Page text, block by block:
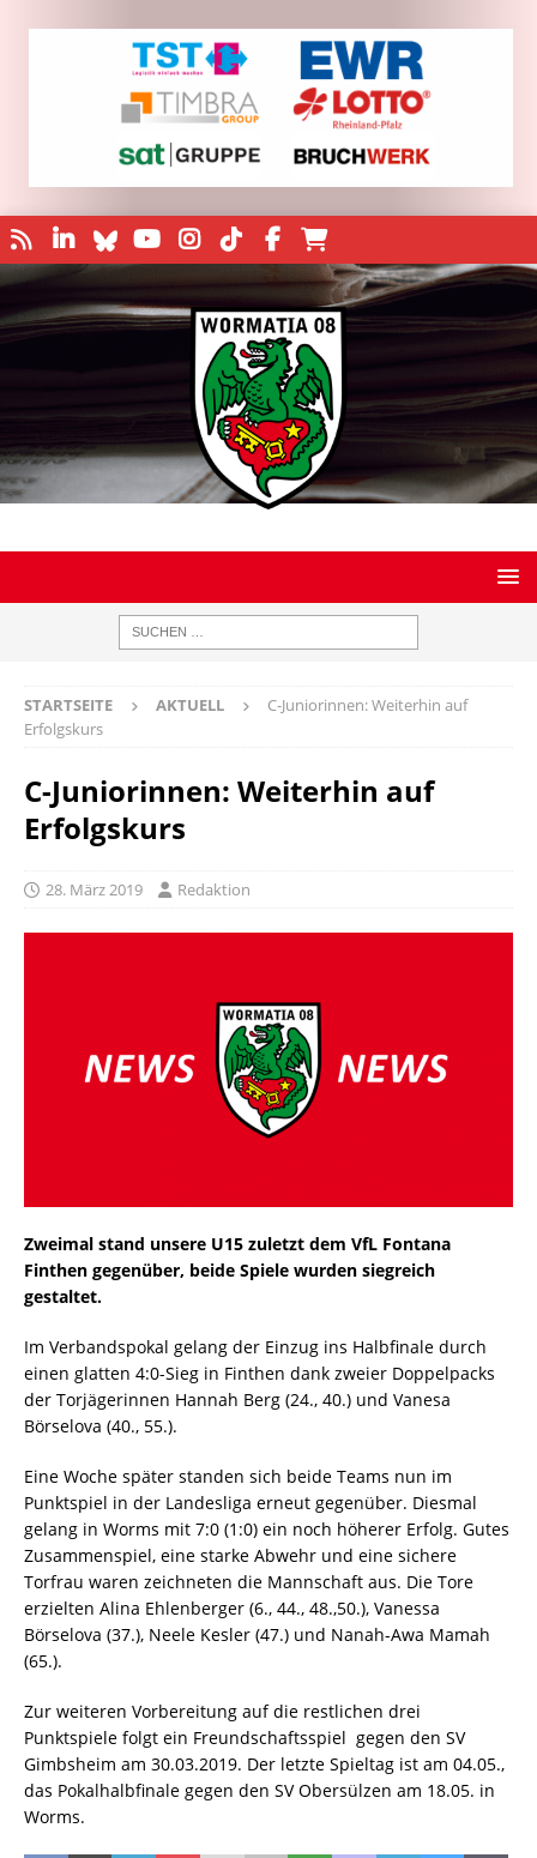
STARTSEITE AKTUELL
C-Juniorinnen: Weiterhin auf
Erfolgskurs
C-Juniorinnen: Weiterhin auf
Erfolgskurs
28. März 2019 Redaktion
Zweimal stand unsere U15 zuletzt dem VfL Fontana
Finthen gegenüber, beide Spiele wurden siegreich
gestaltet.
Im Verbandspokal gelang der Einzug ins Halbfinale durch
einen glatten 4:0-Sieg in Finthen dank zweier Doppelpacks
der Torjägerinnen Hannah Berg (24., 40.) und Vanesa
Börselova (40., 55.).
Eine Woche später standen sich beide Teams nun im
Punktspiel in der Landesliga erneut gegenüber. Diesmal
gelang in Worms mit 7:0 (1:0) ein noch höherer Erfolg. Gutes
Zusammenspiel, eine starke Abwehr und eine sichere
Torfrau waren zeichneten die Mannschaft aus. Die Tore
erzielten Alina Ehlenberger (6., 44., 48.,50.), Vanessa
Börselova (37.), Neele Kesler (47.) und Nanah-Awa Mamah
(65.).
Zur weiteren Vorbereitung auf die restlichen drei
Punktspiele folgt ein Freundschaftsspiel gegen den SV
Gimbsheim am 30.03.2019. Der letzte Spieltag ist am 04.05.,
das Pokalhalbfinale gegen den SV Obersülzen am 18.05. in
Worms.